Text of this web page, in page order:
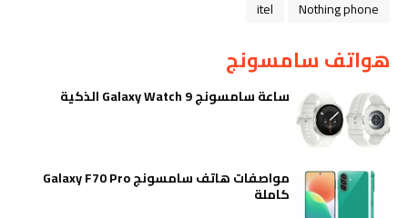
Nothing phone
itel
هواتف سامسونج
ساعة سامسونج Galaxy Watch 9 الذكية
مواصفات هاتف سامسونج Galaxy F70 Pro
كاملة